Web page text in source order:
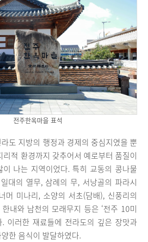
전주한옥마을 표석
도 지방의 행정과 경제의 중심지였을 뿐
리적 환경까지 갖추어서 예로부터 품질이
이 나는 지역이었다. 특히 교동의 콩나물
대의 열무, 삼례의 무, 서낭골의 파라시
머 미나리, 소양의 서초(담배), 신풍리의
내와 남천의 모래무지 등은 ‘전주 10미
이러한 재료들에 전라도의 깊은 장맛과
한 음식이 발달하였다.